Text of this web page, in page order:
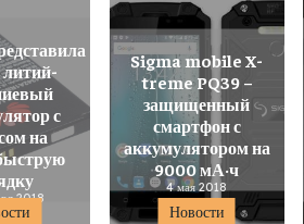
с
на
2018
Новости
Sigma mobile X-
treme PQ39 –
защищенный
смартфон с
аккумулятором на
9000 мА·ч
4 мая 2018